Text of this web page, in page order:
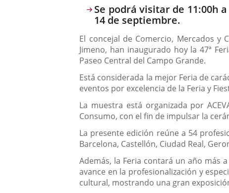
Descripción
Se podrá visitar de 11:00h
14 de septiembre.
El concejal de Comercio, Mercados y
Jimeno, han inaugurado hoy la 47ª
Paseo Central del Campo Grande.
Está considerada la mejor Feria de
eventos por excelencia de la Feria y
La muestra está organizada por
Consumo, con el fin de impulsar la
La presente edición reúne a 54
Barcelona, Castellón, Ciudad Real,
Además, la Feria contará un año más
avance en la profesionalización y
cultural, mostrando una gran